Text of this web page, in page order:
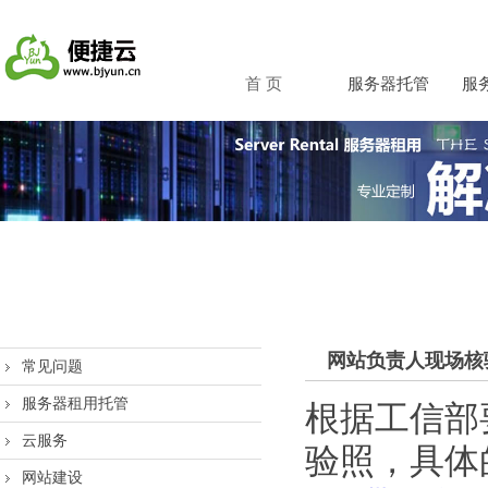
首 页 服务器托管 服
常见问题
服务器租用托管
云服务
网站建设
网站负责人现场
根据工信
验照，具